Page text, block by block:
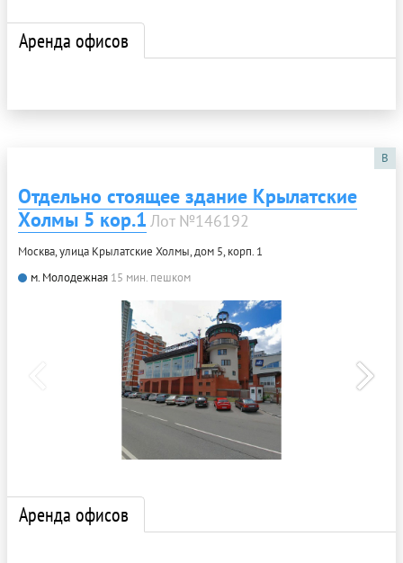
Аренда офисов
B
Отдельно стоящее здание Крылатские
Холмы 5 кор.1 Лот №146192
Москва, улица Крылатские Холмы, дом 5, корп. 1
м. Молодежная 15 мин. пешком
Аренда офисов